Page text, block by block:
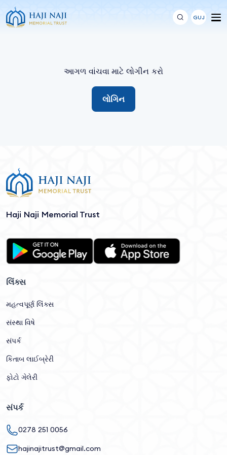
GUJ
આગળ વાંચવા માટે લોગીન કરો
લોગિન
Haji Naji Memorial Trust
લિંક્સ
મહત્વપૂર્ણ લિંક્સ
સંસ્થા વિષે
સંપર્ક
કિતાબ લાઈબ્રેરી
ફોટો ગેલેરી
સંપર્ક
0278 251 0056
hajinajitrust@gmail.com